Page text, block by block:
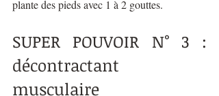
plante des pieds avec 1 à 2 gouttes.
SUPER POUVOIR N° 3 :
décontractant
musculaire